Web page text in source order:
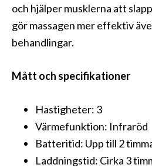
och hjälper musklerna att
gör massagen mer effektiv
behandlingar.
Mått och specifikationer
Hastigheter: 3
Värmefunktion: Infraröd
Batteritid: Upp till 2
Laddningstid: Cirka 3